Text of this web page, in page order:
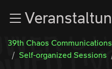
Zum Inhalt
39th Chaos
Self-organized Sessions